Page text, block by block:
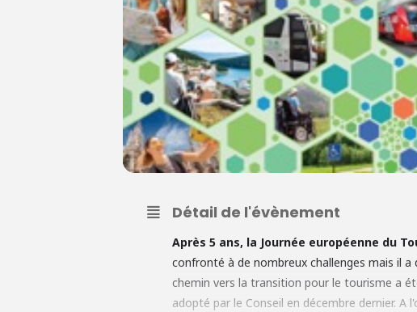
Détail de l'évènement
Après 5 ans, la Journée européenne du
confronté à de nombreux challenges mais il
chemin vers la transition pour le tourisme a
adopté par le Conseil en décembre dernier. A